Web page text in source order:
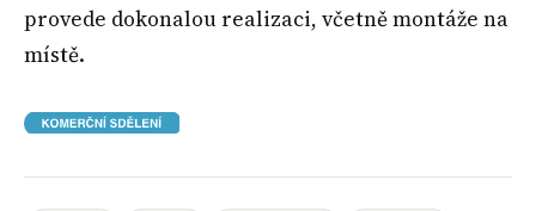
provede dokonalou realizaci, včetně montáže na
místě.